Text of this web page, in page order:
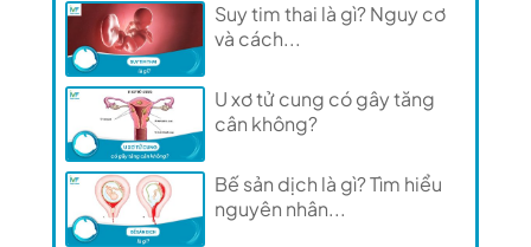
Suy tim thai là gì? Nguy cơ
và cách...
U xơ tử cung có gây tăng
cân không?
Bế sản dịch là gì? Tìm hiểu
nguyên nhân...